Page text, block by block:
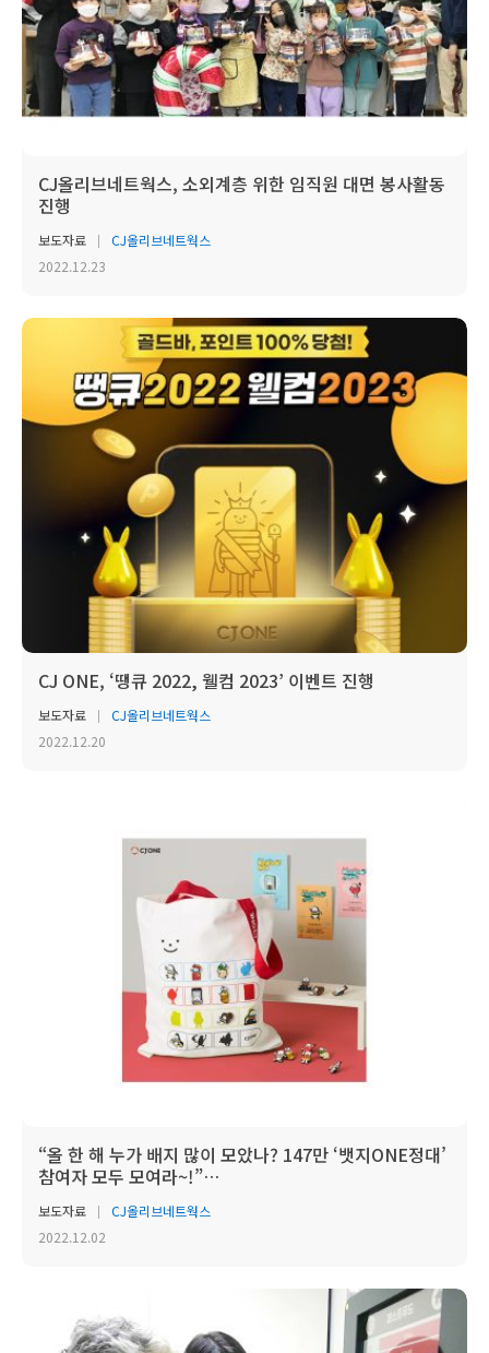
CJ올리브네트웍스, 소외계층 위한 임직원 대면 봉사활동
진행
보도자료
CJ올리브네트웍스
2022.12.23
CJ ONE, ‘땡큐 2022, 웰컴 2023’ 이벤트 진행
보도자료
CJ올리브네트웍스
2022.12.20
“올 한 해 누가 배지 많이 모았나? 147만 ‘뱃지ONE정대’
참여자 모두 모여라~!”
CJ ONE, 연말 맞아 ...
보도자료
CJ올리브네트웍스
2022.12.02